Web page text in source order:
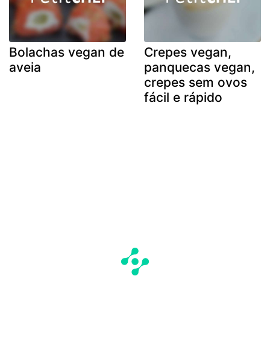
Bolachas vegan de
aveia
Crepes vegan,
panquecas vegan,
crepes sem ovos
fácil e rápido